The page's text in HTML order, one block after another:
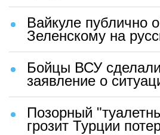
Вайкуле публично
Зеленскому на
Бойцы ВСУ
заявление о
Позорный
грозит Турции